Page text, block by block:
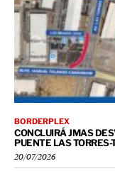
BORDERPLEX
CONCLUIRÁ JMAS
PUENTE LAS
20/07/2026